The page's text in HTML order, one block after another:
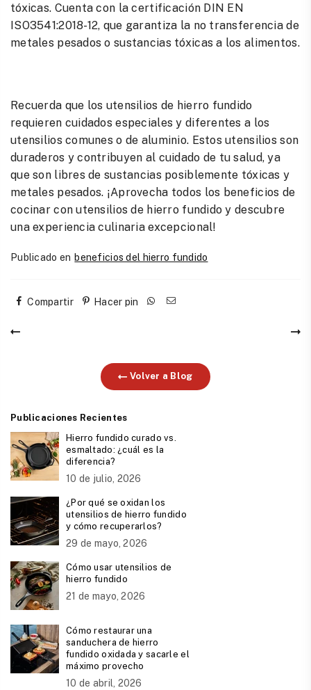
tóxicas. Cuenta con la certificación DIN EN
ISO3541:2018-12, que garantiza la no transferencia de
metales pesados o sustancias tóxicas a los alimentos.
Recuerda que los utensilios de hierro fundido
requieren cuidados especiales y diferentes a los
utensilios comunes o de aluminio. Estos utensilios son
duraderos y contribuyen al cuidado de tu salud, ya
que son libres de sustancias posiblemente tóxicas y
metales pesados. ¡Aprovecha todos los beneficios de
cocinar con utensilios de hierro fundido y descubre
una experiencia culinaria excepcional!
Publicado en beneficios del hierro fundido
Compartir Hacer pin
Volver a Blog
Publicaciones Recientes
Hierro fundido curado vs.
esmaltado: ¿cuál es la
diferencia?
10 de julio, 2026
¿Por qué se oxidan los
utensilios de hierro fundido
y cómo recuperarlos?
29 de mayo, 2026
Cómo usar utensilios de
hierro fundido
21 de mayo, 2026
Cómo restaurar una
sanduchera de hierro
fundido oxidada y sacarle el
máximo provecho
10 de abril, 2026